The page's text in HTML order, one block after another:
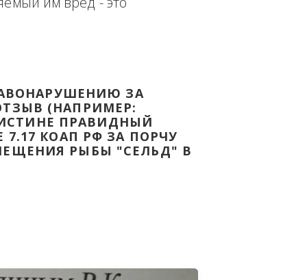
доказательством с целью -
Законодательства Российской
ПРАВОНАРУШЕНИЮ ЗА